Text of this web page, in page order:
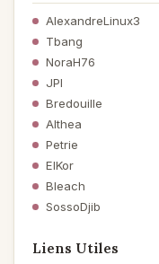
AlexandreLinux3
Tbang
NoraH76
JPI
Bredouille
Althea
Petrie
ElKor
Bleach
SossoDjib
Liens Utiles